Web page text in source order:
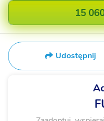
15
Udostępnij